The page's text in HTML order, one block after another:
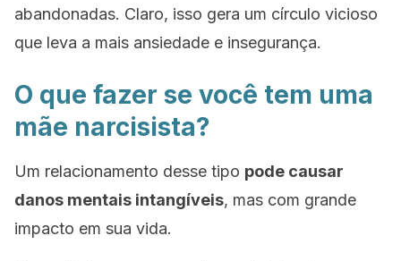
abandonadas. Claro, isso gera um círculo vicioso
que leva a mais ansiedade e insegurança.
O que fazer se você tem uma
mãe narcisista?
Um relacionamento desse tipo pode causar
danos mentais intangíveis, mas com grande
impacto em sua vida.